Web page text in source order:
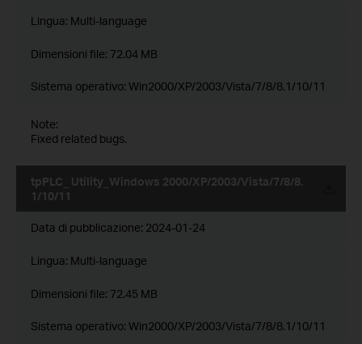
Lingua: Multi-language
Dimensioni file: 72.04 MB
Sistema operativo: Win2000/XP/2003/Vista/7/8/8.1/10/11
Note:
Fixed related bugs.
tpPLC_ Utility_Windows 2000/XP/2003/Vista/7/8/8.
1/10/11
Data di pubblicazione: 2024-01-24
Lingua: Multi-language
Dimensioni file: 72.45 MB
Sistema operativo: Win2000/XP/2003/Vista/7/8/8.1/10/11